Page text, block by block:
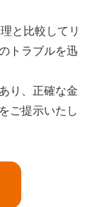
と比較してリ
トラブルを迅
り、正確な金
ご提示いたし